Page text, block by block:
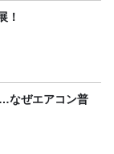
！
なぜエアコン普